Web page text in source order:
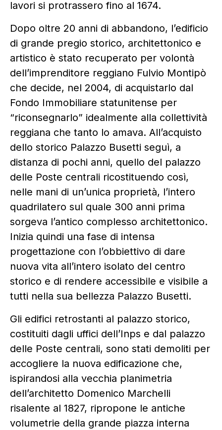
lavori si protrassero fino al 1674.
Dopo oltre 20 anni di abbandono, l’edificio
di grande pregio storico, architettonico e
artistico è stato recuperato per volontà
dell’imprenditore reggiano Fulvio Montipò
che decide, nel 2004, di acquistarlo dal
Fondo Immobiliare statunitense per
“riconsegnarlo” idealmente alla collettività
reggiana che tanto lo amava. All’acquisto
dello storico Palazzo Busetti seguì, a
distanza di pochi anni, quello del palazzo
delle Poste centrali ricostituendo così,
nelle mani di un’unica proprietà, l’intero
quadrilatero sul quale 300 anni prima
sorgeva l’antico complesso architettonico.
Inizia quindi una fase di intensa
progettazione con l’obbiettivo di dare
nuova vita all’intero isolato del centro
storico e di rendere accessibile e visibile a
tutti nella sua bellezza Palazzo Busetti.
Gli edifici retrostanti al palazzo storico,
costituiti dagli uffici dell’Inps e dal palazzo
delle Poste centrali, sono stati demoliti per
accogliere la nuova edificazione che,
ispirandosi alla vecchia planimetria
dell’architetto Domenico Marchelli
risalente al 1827, ripropone le antiche
volumetrie della grande piazza interna